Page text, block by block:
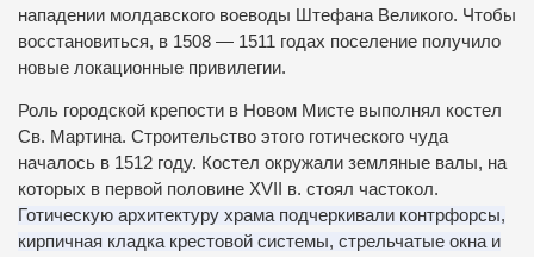
нападении молдавского воеводы Штефана Великого. Чтобы
восстановиться, в 1508 — 1511 годах поселение получило
новые локационные привилегии.
Роль городской крепости в Новом Мисте выполнял костел
Св. Мартина. Строительство этого готического чуда
началось в 1512 году. Костел окружали земляные валы, на
которых в первой половине XVII в. стоял частокол.
Готическую архитектуру храма подчеркивали контрфорсы,
кирпичная кладка крестовой системы, стрельчатые окна и